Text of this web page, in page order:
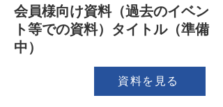
会員様向け資料（過去のイベン
ト等での資料）タイトル（準備
中）
資料を見る